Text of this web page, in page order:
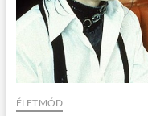
Csendes
barát
forgatása
ÉLETMÓD